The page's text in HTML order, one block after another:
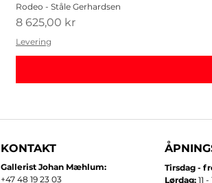
Rodeo - Ståle Gerhardsen
Pris
8 625,00 kr
Levering
KONTAKT
Gallerist Johan Mæhlum:
+47 48 19 23 03
Tirsdag -
Lørdag: 11 -